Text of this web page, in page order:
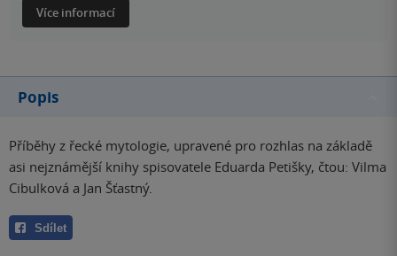
Více informací
Popis
Příběhy z řecké mytologie, upravené pro rozhlas na základě
asi nejznámější knihy spisovatele Eduarda Petišky, čtou: Vilma
Cibulková a Jan Šťastný.
Sdílet